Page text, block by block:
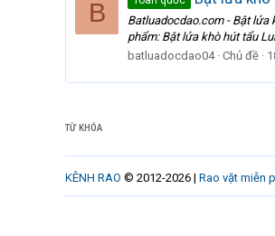
B
Batluadocdao.com - Bật lửa
phẩm: Bật lửa khò hút tẩu
batluadocdao04 Chủ đề
TỪ KHÓA
KÊNH RAO © 2012-2026 | Rao vặt miễn